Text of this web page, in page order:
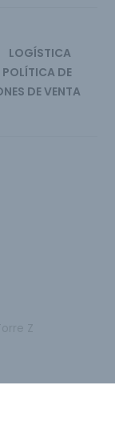
LOGÍSTICA
POLÍTICA DE
DE VENTA